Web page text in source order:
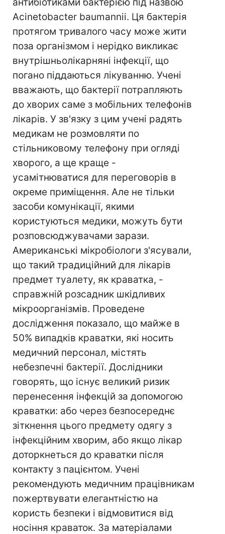
Acinetobacter baumannii. Ця бактерія
протягом тривалого часу може жити
поза організмом і нерідко викликає
внутрішньолікарняні інфекції, що
погано піддаються лікуванню. Учені
вважають, що бактерії потрапляють
до хворих саме з мобільних телефонів
лікарів. У зв'язку з цим учені радять
медикам не розмовляти по
стільниковому телефону при огляді
хворого, а ще краще -
усамітнюватися для переговорів в
окреме приміщення. Але не тільки
засоби комунікації, якими
користуються медики, можуть бути
розповсюджувачами зарази.
Американські мікробіологи з'ясували,
що такий традиційний для лікарів
предмет туалету, як краватка, -
справжній розсадник шкідливих
мікроорганізмів. Проведене
дослідження показало, що майже в
50% випадків краватки, які носить
медичний персонал, містять
небезпечні бактерії. Дослідники
говорять, що існує великий ризик
перенесення інфекцій за допомогою
краватки: або через безпосереднє
зіткнення цього предмету одягу з
інфекційним хворим, або якщо лікар
доторкнеться до краватки після
контакту з пацієнтом. Учені
рекомендують медичним працівникам
пожертвувати елегантністю на
користь безпеки і відмовитися від
носіння краваток. За матеріалами